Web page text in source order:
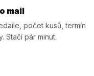
mail
počet kusů, termín
Stačí pár minut.